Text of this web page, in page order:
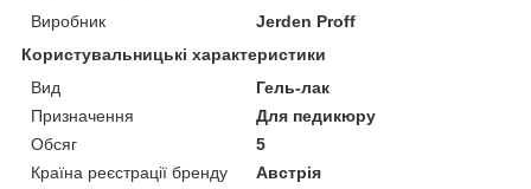
Виробник
Jerden Proff
Користувальницькі характеристики
Вид
Гель-лак
Призначення
Для педикюру
Обсяг
5
Країна реєстрації бренду
Австрія